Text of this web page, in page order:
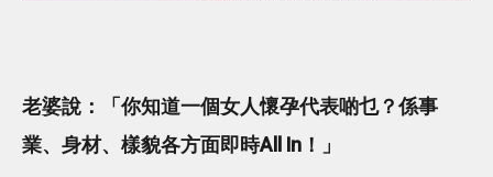
老婆說：「你知道一個女人懷孕代表啲乜？係事
業、身材、樣貌各方面即時All In！」